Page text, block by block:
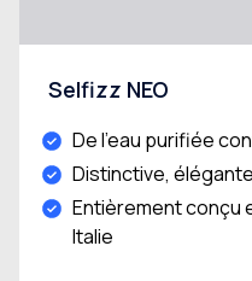
Selfizz NEO
De l'eau purifiée
Distinctive,
Entièrement conçu
Italie